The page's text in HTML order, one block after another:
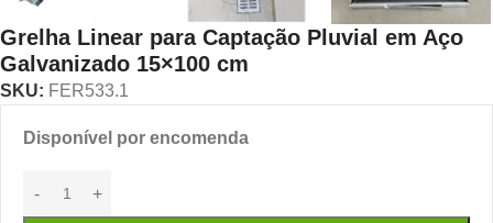
Grelha Linear para Captação Pluvial em Aço
Galvanizado 15×100 cm
SKU: FER533.1
Disponível por encomenda